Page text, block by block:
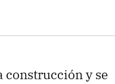
construcción y se